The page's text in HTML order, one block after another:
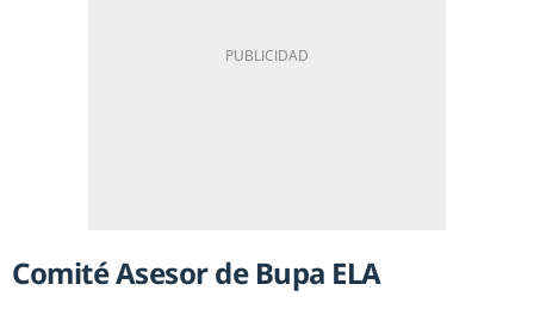
Comité Asesor de Bupa ELA